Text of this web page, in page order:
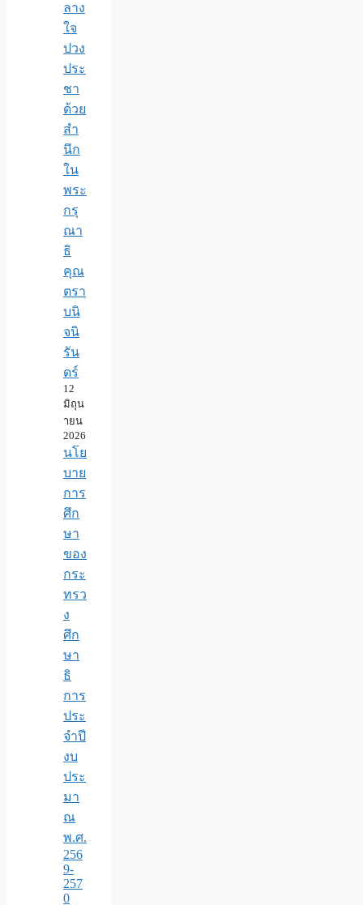
ลาง
ใจ
ปวง
ประ
ชา
ด้วย
สำ
นึก
ใน
พระ
กรุ
ณา
ธิ
คุณ
ตรา
บนิ
จนิ
รัน
ดร์
12
มิถุน
ายน
2026
นโย
บาย
การ
ศึก
ษา
ของ
กระ
ทรว
ง
ศึก
ษา
ธิ
การ
ประ
จำปี
งบ
ประ
มา
ณ
พ.ศ.
256
9-
257
0